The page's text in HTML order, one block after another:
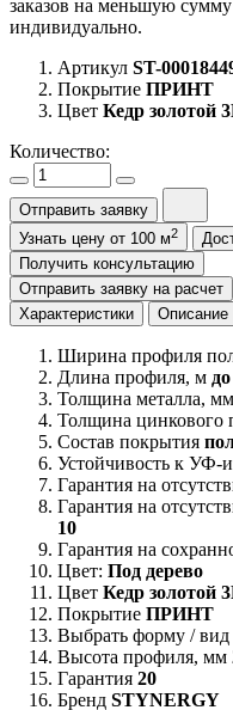
заказов на меньшую сумму
индивидуально.
Артикул ST-
Покрытие ПРИНТ
Цвет Кедр золотой
Количество:
Отправить заявку
Узнать цену от 100 м2
Получить консультацию
Отправить заявку на расчет
Характеристики
Описание
Ширина профиля
Длина профиля, м
Толщина металла, мм
Толщина цинкового
Состав покрытия
Устойчивость к УФ-
Гарантия на
Гарантия на
10
Гарантия на
Цвет: Под дерево
Цвет Кедр золотой
Покрытие ПРИНТ
Выбрать форму / вид
Высота профиля, мм
Гарантия 20
Бренд STYNERGY